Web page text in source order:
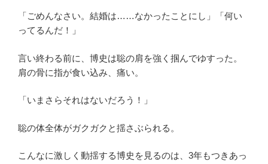
「ごめんなさい。結婚は……なかったことにし」「何い
ってるんだ！」
言い終わる前に、博史は聡の肩を強く掴んでゆすった。
肩の骨に指が食い込み、痛い。
「いまさらそれはないだろう！」
聡の体全体がガクガクと揺さぶられる。
こんなに激しく動揺する博史を見るのは、3年もつきあっ